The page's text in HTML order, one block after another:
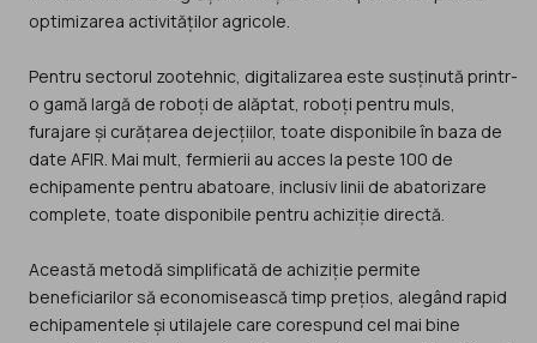
optimizarea activităților agricole.
Pentru sectorul zootehnic, digitalizarea este susținută printr-
o gamă largă de roboți de alăptat, roboți pentru muls,
furajare și curățarea dejecțiilor, toate disponibile în baza de
date AFIR. Mai mult, fermierii au acces la peste 100 de
echipamente pentru abatoare, inclusiv linii de abatorizare
complete, toate disponibile pentru achiziție directă.
Această metodă simplificată de achiziție permite
beneficiarilor să economisească timp prețios, alegând rapid
echipamentele și utilajele care corespund cel mai bine